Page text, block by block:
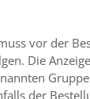
vor der
Die
der